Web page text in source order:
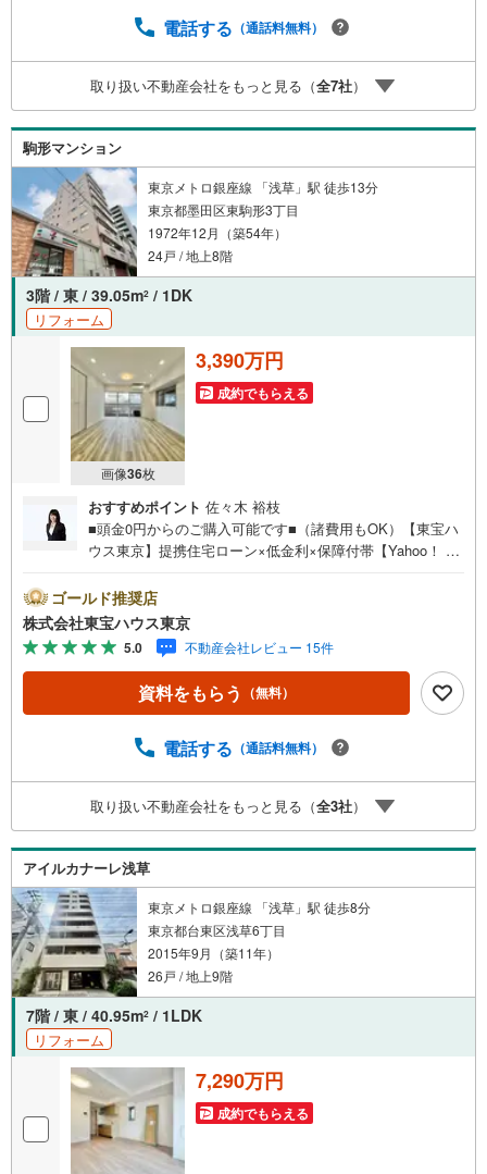
電話する （通話料無料）
取り扱い不動産会社をもっと見る（全7社）
駒形マンション
東京メトロ銀座線 「浅草」駅 徒歩13分
東京都墨田区東駒形3丁目
1972年12月（築54年）
24戸 / 地上8階
3階 / 東 / 39.05m2 / 1DK
リフォーム
画像36枚
3,390万円
成約でもらえる
おすすめポイント 佐々木 裕枝
■頭金0円からのご購入可能です■（諸費用もOK）【東宝ハ
ウス東京】提携住宅ローン×低金利×保障付帯【Yahoo！ 不
ayボーナスライトがもらえる「Yahoo！ 不動産 物件ご成約
キャンペーン」の対象になります。「資料をもらう」「見
学予約をする」ボタンからお問い合わせください。※必ずY
ahoo！ JAPAN IDでログインしてください。※PayPayボー
ナスライトは出金と譲渡はできません。ご案内・詳細な資
料のご請求はお気軽にどうぞ♪お電話でのお問い合わせも
ゴールド推奨店
株式会社東宝ハウス東京
5.0 不動産会社レビュー 15件
資料をもらう （無料）
電話する （通話料無料）
取り扱い不動産会社をもっと見る（全3社）
アイルカナーレ浅草
東京メトロ銀座線 「浅草」駅 徒歩8分
東京都台東区浅草6丁目
2015年9月（築11年）
26戸 / 地上9階
7階 / 東 / 40.95m2 / 1LDK
リフォーム
7,290万円
成約でもらえる